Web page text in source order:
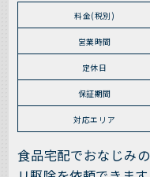
料金(税別)
営業時間
定休日
保証期間
対応エリア
食品宅配でおなじみ